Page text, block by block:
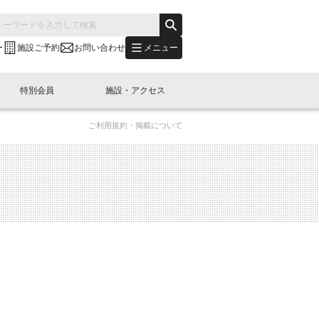
施設ご予約 お問い合わせ メニュー
別会員開催
展・参加
"LINK-BioBAY TOKYO"？
(News Letter)
コラム
ュース・事業紹介
ベント
LINK-J WEST
容
本橋エリアについて
特別会員
し込み
施設・アクセス
予約
ご利用規約・掲載について